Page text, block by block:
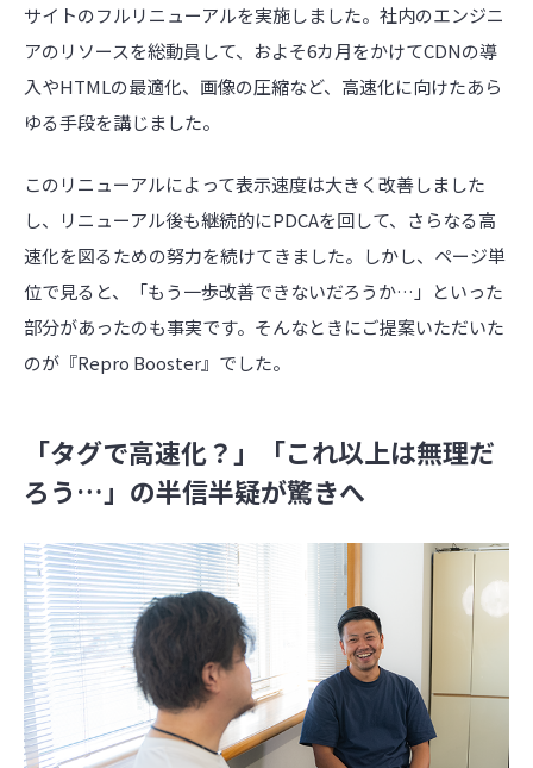
サイトのフルリニューアルを実施しました。社内のエンジニ
アのリソースを総動員して、およそ6カ月をかけてCDNの導
入やHTMLの最適化、画像の圧縮など、高速化に向けたあら
ゆる手段を講じました。
このリニューアルによって表示速度は大きく改善しました
し、リニューアル後も継続的にPDCAを回して、さらなる高
速化を図るための努力を続けてきました。しかし、ページ単
位で見ると、「もう一歩改善できないだろうか…」といった
部分があったのも事実です。そんなときにご提案いただいた
のが『Repro Booster』でした。
「タグで高速化？」「これ以上は無理だ
ろう…」の半信半疑が驚きへ